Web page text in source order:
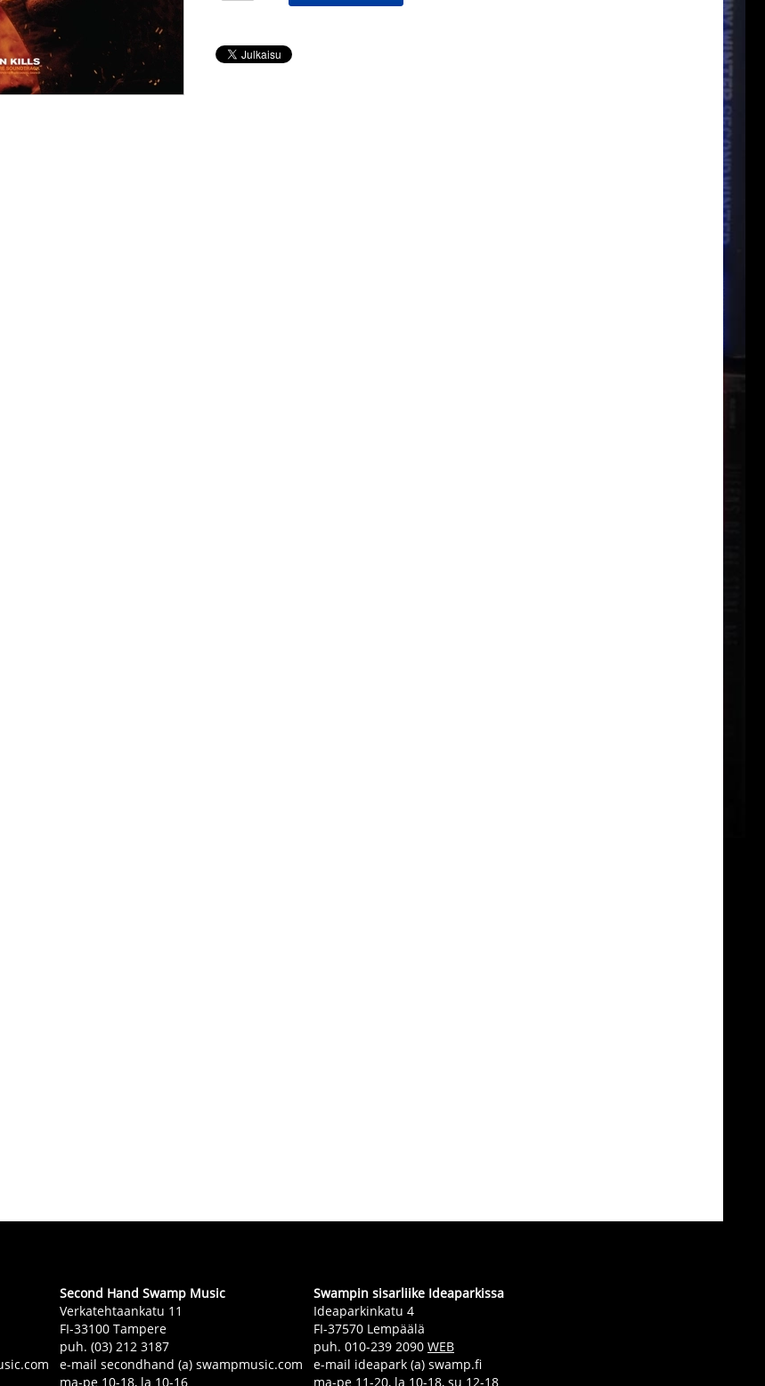
Second Hand Swamp Music
Verkatehtaankatu 11
FI-33100 Tampere
puh. (03) 212 3187
e-mail secondhand (a) swampmusic.com
ma-pe 10-18, la 10-16
Swampin sisarliike Ideaparkissa
Ideaparkinkatu 4
FI-37570 Lempäälä
puh. 010-239 2090 WEB
e-mail ideapark (a) swamp.fi
ma-pe 11-20, la 10-18, su 12-18